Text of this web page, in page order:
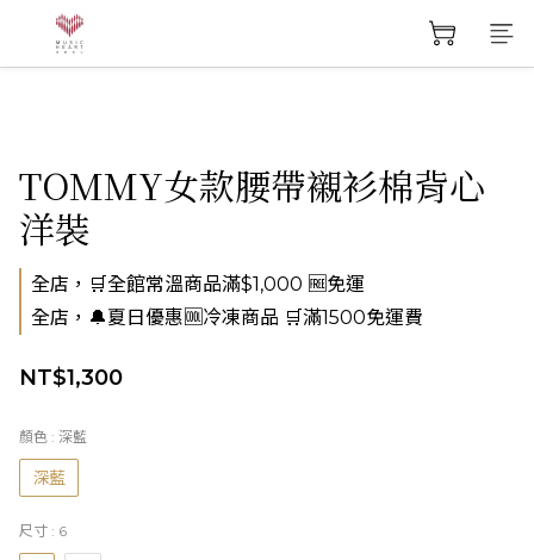
TOMMY女款腰帶襯衫棉背心
洋裝
全店，🛒全館常溫商品滿$1,000 🆓免運
全店，🔔夏日優惠🆒冷凍商品 🛒滿1500免運費
NT$1,300
顏色 : 深藍
深藍
尺寸 : 6